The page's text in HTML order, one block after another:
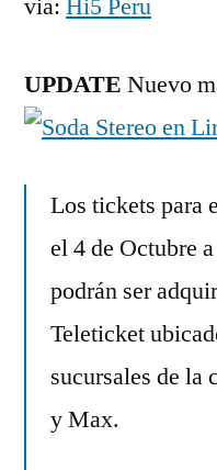
via: Hi5 Peru
UPDATE Nuevo
Los tickets para
el 4 de Octubre
podrán ser
Teleticket
sucursales de la
y Max.